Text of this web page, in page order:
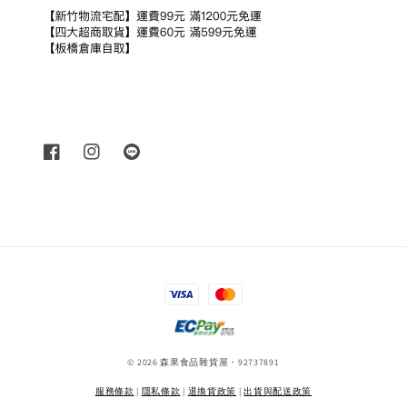
© 2026 森果食品雜貨屋・92737891
服務條款 | 隱私條款 | 退換貨政策 |出貨與配送政策